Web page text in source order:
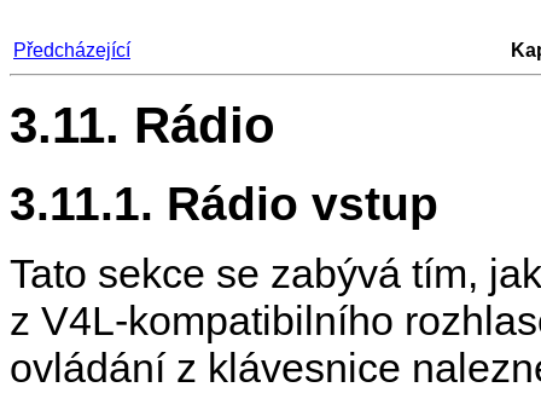
Předcházející
3.11. Rádio
3.11.1. Rádio vstup
Tato sekce se zabývá tím,
z V4L-kompatibilního
ovládání z klávesnice